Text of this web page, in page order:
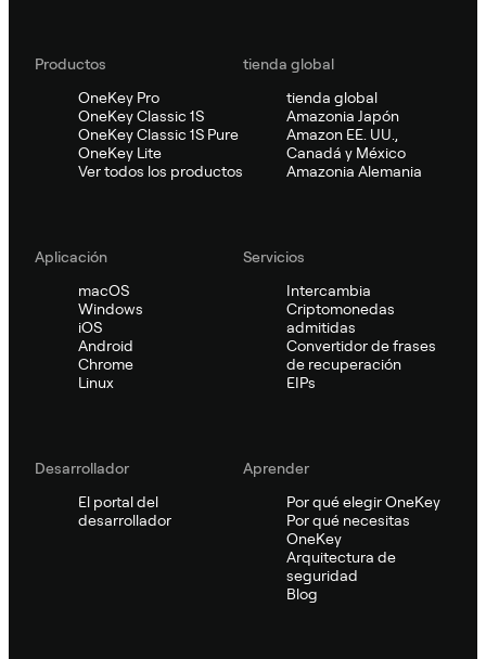
Productos
OneKey Pro
OneKey Classic 1S
OneKey Classic 1S Pure
OneKey Lite
Ver todos los productos
tienda global
tienda global
Amazonia Japón
Amazon EE. UU.,
Canadá y México
Amazonia Alemania
Aplicación
macOS
Windows
iOS
Android
Chrome
Linux
Servicios
Intercambia
Criptomonedas
admitidas
Convertidor de frases
de recuperación
EIPs
Desarrollador
El portal del
desarrollador
Aprender
Por qué elegir OneKey
Por qué necesitas
OneKey
Arquitectura de
seguridad
Blog